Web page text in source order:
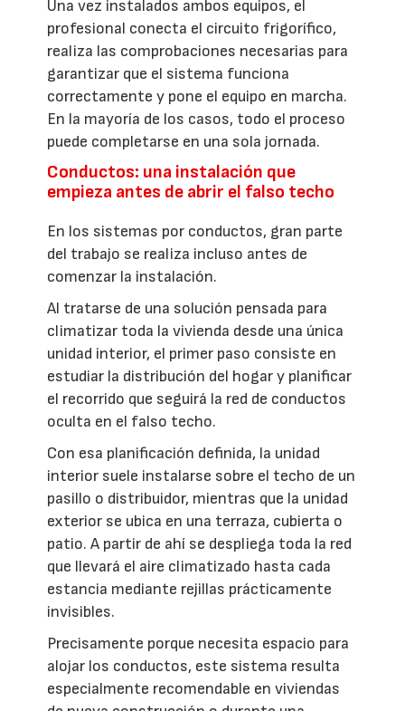
Una vez instalados ambos equipos, el
profesional conecta el circuito frigorífico,
realiza las comprobaciones necesarias para
garantizar que el sistema funciona
correctamente y pone el equipo en marcha.
En la mayoría de los casos, todo el proceso
puede completarse en una sola jornada.
Conductos: una instalación que
empieza antes de abrir el falso techo
En los sistemas por conductos, gran parte
del trabajo se realiza incluso antes de
comenzar la instalación.
Al tratarse de una solución pensada para
climatizar toda la vivienda desde una única
unidad interior, el primer paso consiste en
estudiar la distribución del hogar y planificar
el recorrido que seguirá la red de conductos
oculta en el falso techo.
Con esa planificación definida, la unidad
interior suele instalarse sobre el techo de un
pasillo o distribuidor, mientras que la unidad
exterior se ubica en una terraza, cubierta o
patio. A partir de ahí se despliega toda la red
que llevará el aire climatizado hasta cada
estancia mediante rejillas prácticamente
invisibles.
Precisamente porque necesita espacio para
alojar los conductos, este sistema resulta
especialmente recomendable en viviendas